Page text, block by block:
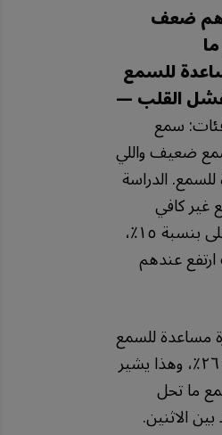
ضعف
للسمع
القلب —
سمع
ضعيف واللي
الدراسة
كافي
عندهم خطر فشل قلب أعلى بنسبة ١٥٪،
عندهم
مساعدة للسمع
ارتفع عندهم الخطر بنسبة ٢٦٪، وهذا يشير
ما تحل
الاثنين.